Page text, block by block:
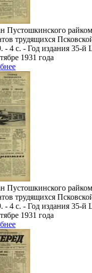
Пустошкинского
трудящихся
- 4 с. - Год издания 35-й
1931 года
Пустошкинского
трудящихся
- 4 с. - Год издания 35-й
1931 года